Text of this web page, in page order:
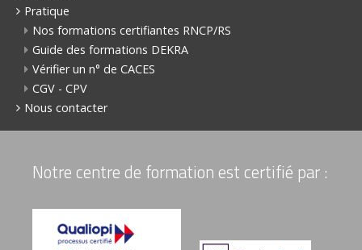
Pratique
Nos formations certifiantes RNCP/RS
Guide des formations DEKRA
Vérifier un n° de CACES
CGV - CPV
Nous contacter
Notre centre de formation est certifié par :